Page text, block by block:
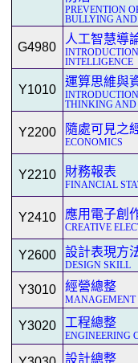
PREVENTION
BULLYING
G4980
人工智慧導
INTELLIGENCE
Y1010
運算思維與
THINKING AND
Y2200 隨處可見之
ECONOMICS
Y2210 財務報表
FINANCIAL
Y2410 應用電子創
CREATIVE
Y2600
設計表現方
DESIGN SKILL
Y3010 經營總整
MANAGEMENT
Y3020 工程總整
ENGINEERING
設計總整